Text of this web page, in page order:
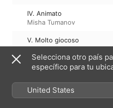
IV. Animato
Misha Tumanov
V. Molto giocoso
Misha Tumanov
VI. Con eleganza
VII. (Arpa) Pittoresco
Selecciona otro país
específico para tu
United States